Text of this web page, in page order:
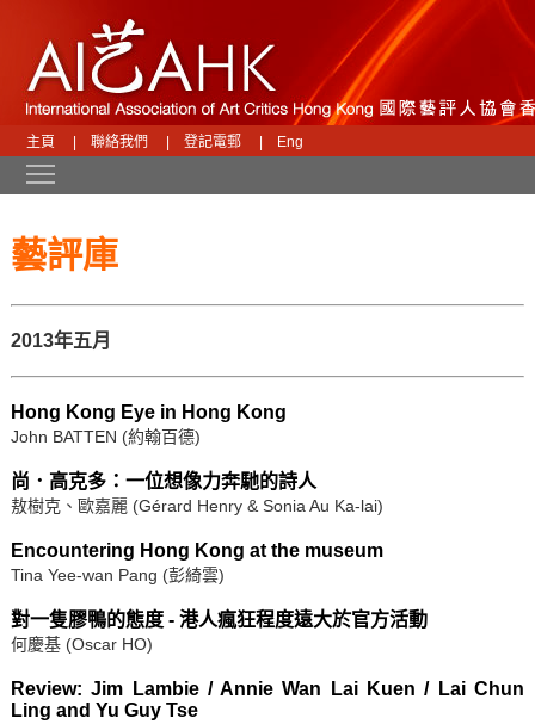
主頁 聯絡我們 登記電郵 Eng
藝評庫
2013年五月
Hong Kong Eye in Hong Kong
John BATTEN (約翰百德)
尚．高克多：一位想像力奔馳的詩人
敖樹克、歐嘉麗 (Gérard Henry & Sonia Au Ka-lai)
Encountering Hong Kong at the museum
Tina Yee-wan Pang (彭綺雲)
對一隻膠鴨的態度 - 港人瘋狂程度遠大於官方活動
何慶基 (Oscar HO)
Review: Jim Lambie / Annie Wan Lai Kuen / Lai Chun
Ling and Yu Guy Tse